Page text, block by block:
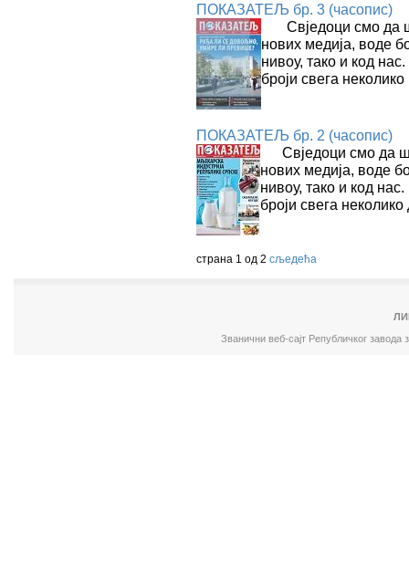
ПОКАЗАТЕЉ бр. 3 (часопис)
Свједоци смо да
нових медија, воде
нивоу, тако и код
броји свега неколико
ПОКАЗАТЕЉ бр. 2 (часопис)
Свједоци смо да
нових медија, воде
нивоу, тако и код
броји свега
страна 1 од 2 сљедећа
Званични веб-сајт Републичког